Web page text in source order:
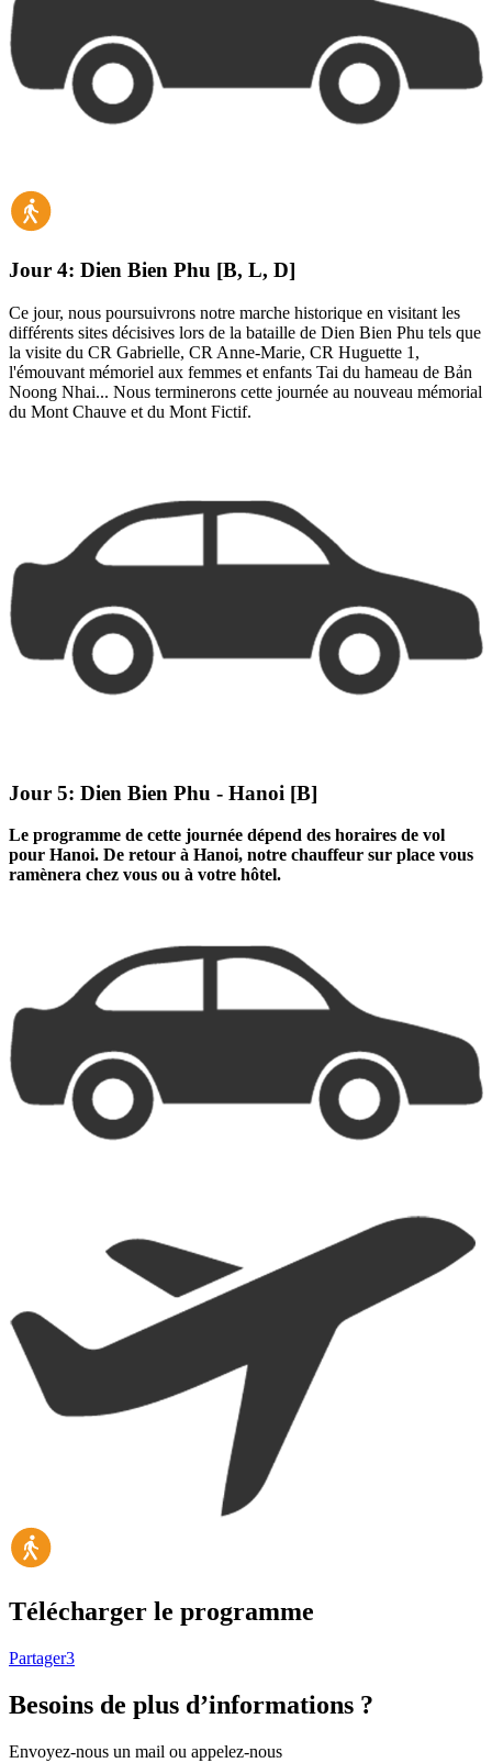
Jour 4: Dien Bien Phu [B, L, D]
Ce jour, nous poursuivrons notre marche historique en visitant les
différents sites décisives lors de la bataille de Dien Bien Phu tels que
la visite du CR Gabrielle, CR Anne-Marie, CR Huguette 1,
l'émouvant mémoriel aux femmes et enfants Tai du hameau de Bản
Noong Nhai... Nous terminerons cette journée au nouveau mémorial
du Mont Chauve et du Mont Fictif.
Jour 5: Dien Bien Phu - Hanoi [B]
Le programme de cette journée dépend des horaires de vol
pour Hanoi. De retour à Hanoi, notre chauffeur sur place vous
ramènera chez vous ou à votre hôtel.
Télécharger le programme
Partager3
Besoins de plus d’informations ?
Envoyez-nous un mail ou appelez-nous